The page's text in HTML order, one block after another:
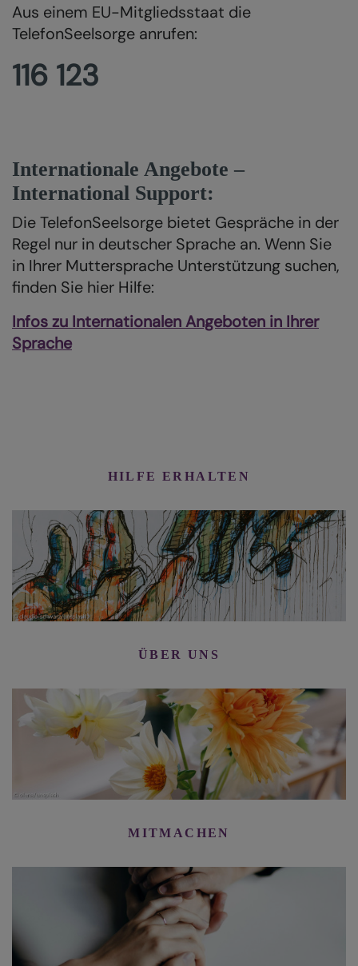
Aus einem EU-Mitgliedsstaat die
TelefonSeelsorge anrufen:
116 123
Internationale Angebote –
International Support:
Die TelefonSeelsorge bietet Gespräche in der
Regel nur in deutscher Sprache an. Wenn Sie
in Ihrer Muttersprache Unterstützung suchen,
finden Sie hier Hilfe:
Infos zu Internationalen Angeboten in Ihrer
Sprache
HILFE ERHALTEN
ÜBER UNS
MITMACHEN